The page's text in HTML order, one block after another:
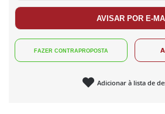
Adicionar à lista de